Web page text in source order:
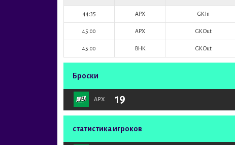
44:35 APX GK In
45:00 APX GK Out
45:00 BHK GK Out
Броски
APX 19
статистика игроков